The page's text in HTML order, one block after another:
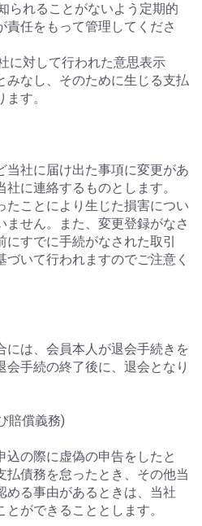
られることがないよう定期的
責任をもって管理してくださ
に対して行われた意思表示
みなし、そのために生じる支払
す。
当社に届け出た事項に変更があ
に連絡するものとします。
たことにより生じた損害につい
ません。また、変更登録がなさ
すでに手続がなされた取引
いて行われますのでご注意く
には、会員本人が退会手続きを
手続の終了後に、退会となり
賠償義務)
込の際に虚偽の申告をしたと
払債務を怠ったとき、その他当
める事由があるときは、当社
ができることとします。